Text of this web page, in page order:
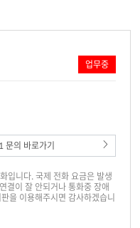
업무중
문의 바로가기
입니다. 국제 전화 요금은 발생
결이 잘 안되거나 통화중 장애
을 이용해주시면 감사하겠습니